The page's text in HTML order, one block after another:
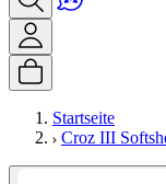
Startseite
Croz III